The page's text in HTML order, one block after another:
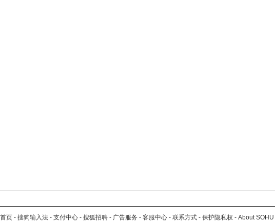
页 - 搜狗输入法 - 支付中心 - 搜狐招聘 - 广告服务 - 客服中心 - 联系方式 - 保护隐私权 - About SOHU